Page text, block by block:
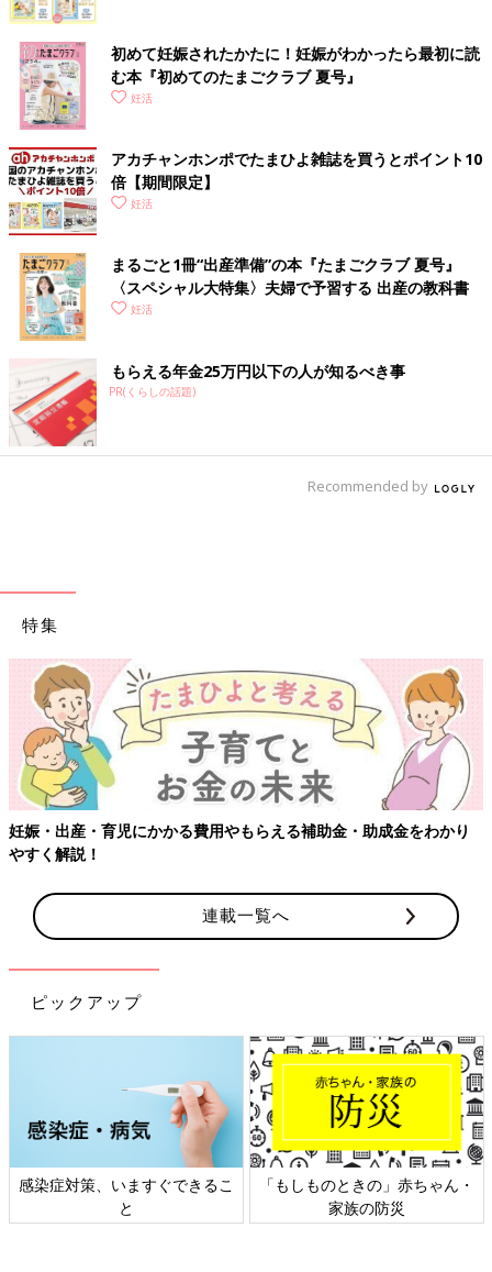
初めて妊娠されたかたに！妊娠がわかったら最初に読
む本『初めてのたまごクラブ 夏号』
妊活
アカチャンホンポでたまひよ雑誌を買うとポイント10
倍【期間限定】
妊活
まるごと1冊“出産準備”の本『たまごクラブ 夏号』
〈スペシャル大特集〉夫婦で予習する 出産の教科書
妊活
もらえる年金25万円以下の人が知るべき事
PR(くらしの話題)
Recommended by
特集
妊娠・出産・育児にかかる費用やもらえる補助金・助成金をわかり
やすく解説！
連載一覧へ
ピックアップ
感染症対策、いますぐできるこ
と
「もしものときの」赤ちゃん・
家族の防災